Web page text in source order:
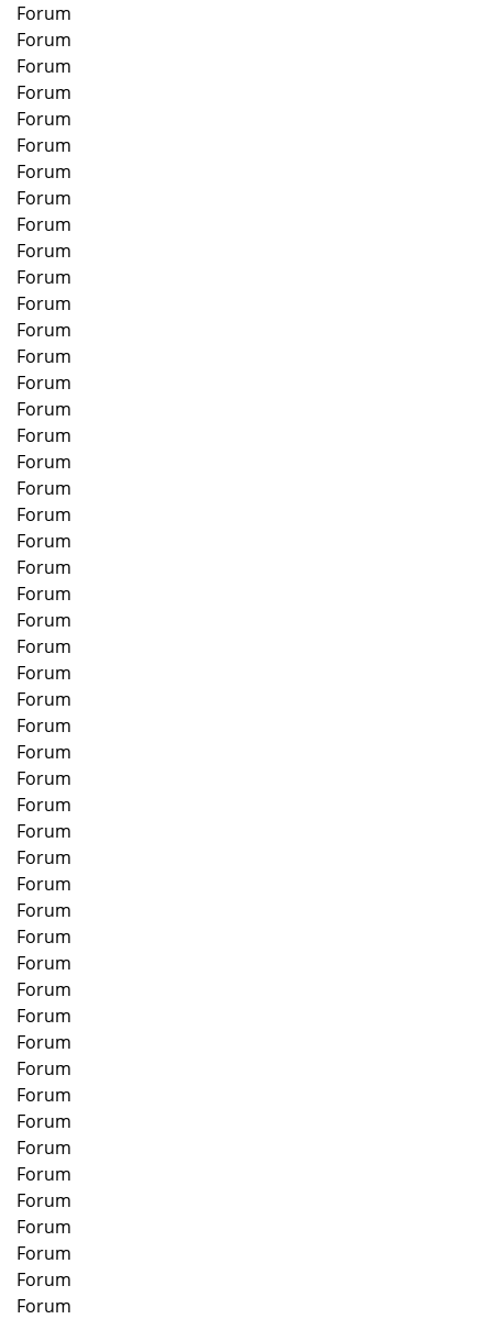
Forum
Forum
Forum
Forum
Forum
Forum
Forum
Forum
Forum
Forum
Forum
Forum
Forum
Forum
Forum
Forum
Forum
Forum
Forum
Forum
Forum
Forum
Forum
Forum
Forum
Forum
Forum
Forum
Forum
Forum
Forum
Forum
Forum
Forum
Forum
Forum
Forum
Forum
Forum
Forum
Forum
Forum
Forum
Forum
Forum
Forum
Forum
Forum
Forum
Forum